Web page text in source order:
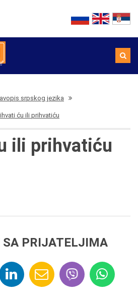
srpskog jezika
ću ili prihvatiću
ili prihvatiću
SA PRIJATELJIMA